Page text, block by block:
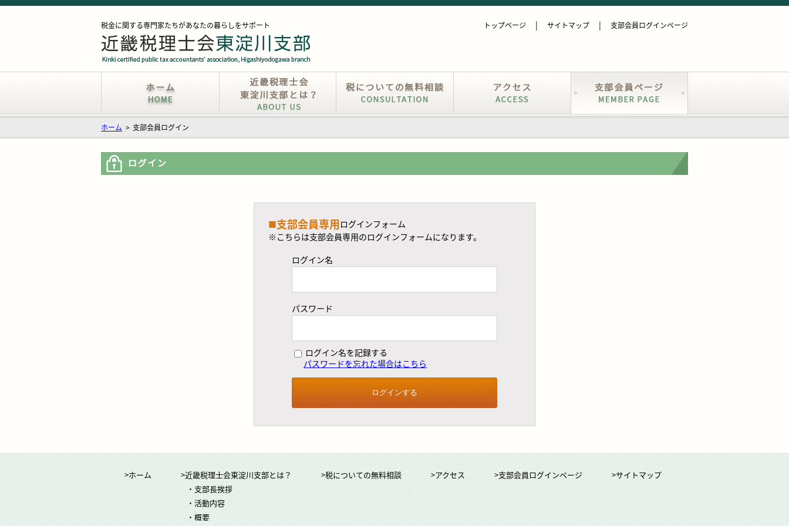
税金に関する専門家たちがあなたの暮らしをサポート トップページ サイトマップ 支部会員ログインページ
ホーム > 支部会員ログイン
■支部会員専用ログインフォーム
※こちらは支部会員専用のログインフォームになります。
ログイン名
パスワード
ログイン名を記録する
パスワードを忘れた場合はこちら
>ホーム
>近畿税理士会東淀川支部とは？
・支部長挨拶
・活動内容
・概要
>税についての無料相談 >アクセス >支部会員ログインページ >サイトマップ